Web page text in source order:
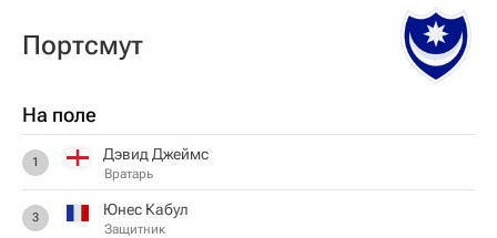
Пoртсмут
На поле
1 Дэвид Джеймс
Вратарь
3 Юнес Кабул
Защитник